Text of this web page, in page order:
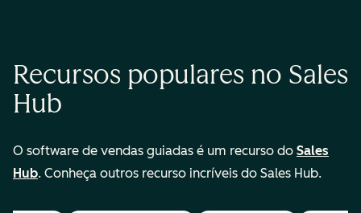
Recursos populares no Sales
Hub
O software de vendas guiadas é um recurso do Sales
Hub. Conheça outros recurso incríveis do Sales Hub.